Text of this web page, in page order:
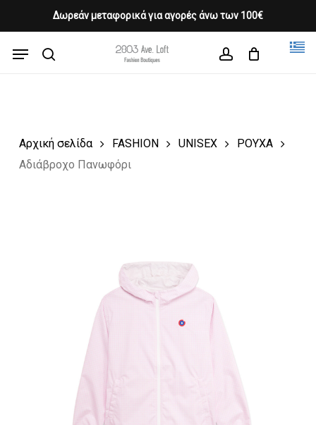
Δωρεάν μεταφορικά για αγορές άνω των 100€
content
Menu
Cart CLOSE
CART
Αρχική σελίδα FASHION UNISEX
ΡΟΥΧΑ
Αδιάβροχο Πανωφόρι
Close